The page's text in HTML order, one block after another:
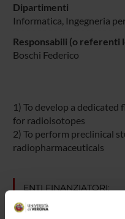
Dipartimenti
Informatica, Ingegneria
Responsabili (o referenti
Boschi Federico
1) To develop a
for radioisotopes
2) To perform preclinical
radiopharmaceuticals
ENTI FINANZIATORI:
Ospedale San Raffaele